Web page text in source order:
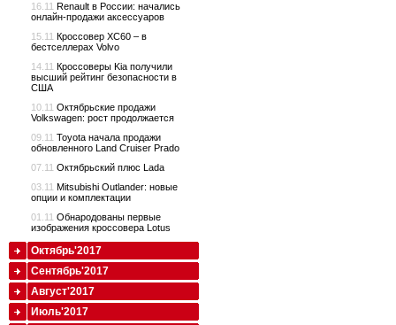
16.11 Renault в России: начались
онлайн-продажи аксессуаров
15.11 Кроссовер XC60 – в
бестселлерах Volvo
14.11 Кроссоверы Kia получили
высший рейтинг безопасности в
США
10.11 Октябрьские продажи
Volkswagen: рост продолжается
09.11 Toyota начала продажи
обновленного Land Cruiser Prado
07.11 Октябрьский плюс Lada
03.11 Mitsubishi Outlander: новые
опции и комплектации
01.11 Обнародованы первые
изображения кроссовера Lotus
Октябрь'2017
Сентябрь'2017
Август'2017
Июль'2017